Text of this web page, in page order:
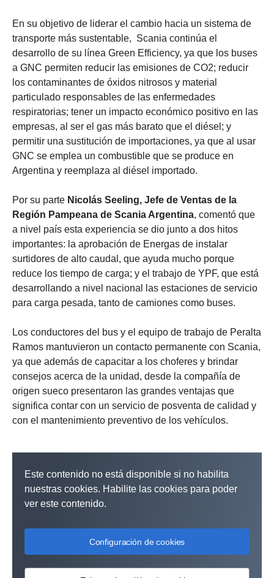
En su objetivo de liderar el cambio hacia un sistema de
transporte más sustentable, Scania continúa el
desarrollo de su línea Green Efficiency, ya que los buses
a GNC permiten reducir las emisiones de CO2; reducir
los contaminantes de óxidos nitrosos y material
particulado responsables de las enfermedades
respiratorias; tener un impacto económico positivo en las
empresas, al ser el gas más barato que el diésel; y
permitir una sustitución de importaciones, ya que al usar
GNC se emplea un combustible que se produce en
Argentina y reemplaza al diésel importado.
Por su parte Nicolás Seeling, Jefe de Ventas de la
Región Pampeana de Scania Argentina, comentó que
a nivel país esta experiencia se dio junto a dos hitos
importantes: la aprobación de Energas de instalar
surtidores de alto caudal, que ayuda mucho porque
reduce los tiempo de carga; y el trabajo de YPF, que está
desarrollando a nivel nacional las estaciones de servicio
para carga pesada, tanto de camiones como buses.
Los conductores del bus y el equipo de trabajo de Peralta
Ramos mantuvieron un contacto permanente con Scania,
ya que además de capacitar a los choferes y brindar
consejos acerca de la unidad, desde la compañía de
origen sueco presentaron las grandes ventajas que
significa contar con un servicio de posventa de calidad y
con el mantenimiento preventivo de los vehículos.
Este contenido no está disponible si no habilita
nuestras cookies. Habilite las cookies para poder
ver este contenido.
Configuración de cookies